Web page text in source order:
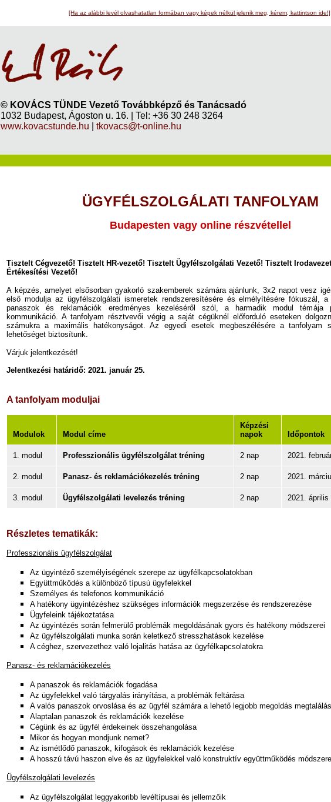
[Ha az alábbi levél olvashatatlan formában vagy képek nélkül jelenik meg, kérem, kattintson ide!]
© KOVÁCS TÜNDE Vezető Továbbképző és Tanácsadó
1032 Budapest, Ágoston u. 16. | Tel: +36 30 248 3264
www.kovacstunde.hu
tkovacs@t-online.hu
ÜGYFÉLSZOLGÁLATI TANFOLYAM
Budapesten vagy online részvétellel
Tisztelt Cégvezető! Tisztelt HR-vezető! Tisztelt Ügyfélszolgálati Vezető! Tisztelt
Értékesítési Vezető!
A képzés, amelyet elsősorban gyakorló szakemberek számára ajánlunk, 3x2 napot vesz
első modulja az ügyfélszolgálati ismeretek rendszeresítésére és elmélyítésére fókuszál,
panaszok és reklamációk eredményes kezeléséről szól, a harmadik modul témája
kommunikáció. A tanfolyam résztvevői végig a saját cégüknél előforduló eseteken
számukra a maximális hatékonyságot. Az egyedi esetek megbeszélésére a tanfolyam
lehetőséget biztosítunk.
Várjuk jelentkezését!
Jelentkezési határidő: 2021. január 25.
A tanfolyam moduljai
Modulok Modul címe
Képzési
napok
Időpontok
1. modul Professzionális ügyfélszolgálat tréning 2 nap 2021.
2. modul Panasz- és reklamációkezelés tréning 2 nap 2021.
3. modul Ügyfélszolgálati levelezés tréning 2 nap 2021. április
Részletes tematikák:
Professzionális ügyfélszolgálat
Az ügyintéző személyiségének szerepe az ügyfélkapcsolatokban
Együttműködés a különböző típusú ügyfelekkel
Személyes és telefonos kommunikáció
A hatékony ügyintézéshez szükséges információk megszerzése és rendszerezése
Ügyfeleink tájékoztatása
Az ügyintézés során felmerülő problémák megoldásának gyors és hatékony módszerei
Az ügyfélszolgálati munka során keletkező stresszhatások kezelése
A céghez, szervezethez való lojalitás hatása az ügyfélkapcsolatokra
Panasz- és reklamációkezelés
A panaszok és reklamációk fogadása
Az ügyfelekkel való tárgyalás irányítása, a problémák feltárása
A valós panaszok orvoslása és az ügyfél számára a lehető legjobb megoldás
Alaptalan panaszok és reklamációk kezelése
Cégünk és az ügyfél érdekeinek összehangolása
Mikor és hogyan mondjunk nemet?
Az ismétlődő panaszok, kifogások és reklamációk kezelése
A hosszú távú haszon elve és az ügyfelekkel való konstruktív együttműködés
Ügyfélszolgálati levelezés
Az ügyfélszolgálat leggyakoribb levéltípusai és jellemzőik